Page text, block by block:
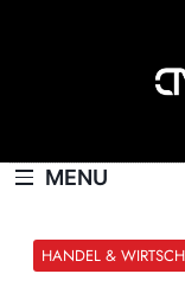
MENU
HANDEL &